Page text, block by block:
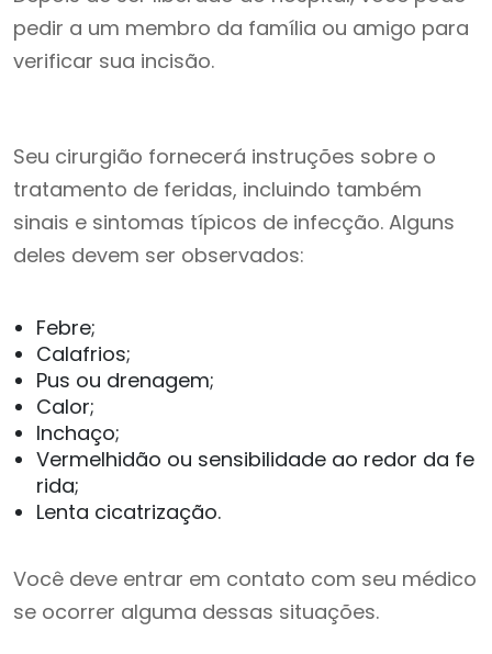
pedir a um membro da família ou amigo para
verificar sua incisão.
Seu cirurgião fornecerá instruções sobre o
tratamento de feridas, incluindo também
sinais e sintomas típicos de infecção. Alguns
deles devem ser observados:
Febre;
Calafrios;
Pus ou drenagem;
Calor;
Inchaço;
Vermelhidão ou sensibilidade ao redor da fe
rida;
Lenta cicatrização.
Você deve entrar em contato com seu médico
se ocorrer alguma dessas situações.